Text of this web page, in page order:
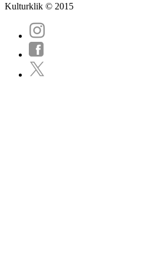
Kulturklik © 2015